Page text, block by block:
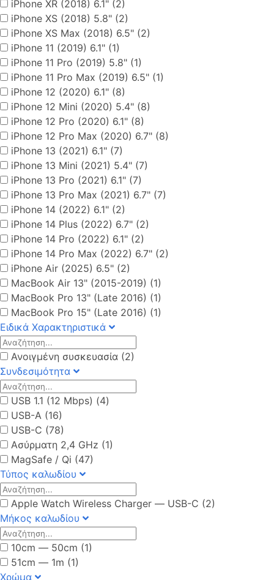
iPhone XR (2018) 6.1" (2)
iPhone XS (2018) 5.8" (2)
iPhone XS Max (2018) 6.5" (2)
iPhone 11 (2019) 6.1" (1)
iPhone 11 Pro (2019) 5.8" (1)
iPhone 11 Pro Max (2019) 6.5" (1)
iPhone 12 (2020) 6.1" (8)
iPhone 12 Mini (2020) 5.4" (8)
iPhone 12 Pro (2020) 6.1" (8)
iPhone 12 Pro Max (2020) 6.7" (8)
iPhone 13 (2021) 6.1" (7)
iPhone 13 Mini (2021) 5.4" (7)
iPhone 13 Pro (2021) 6.1" (7)
iPhone 13 Pro Max (2021) 6.7" (7)
iPhone 14 (2022) 6.1" (2)
iPhone 14 Plus (2022) 6.7" (2)
iPhone 14 Pro (2022) 6.1" (2)
iPhone 14 Pro Max (2022) 6.7" (2)
iPhone Air (2025) 6.5" (2)
MacBook Air 13" (2015-2019) (1)
MacBook Pro 13" (Late 2016) (1)
MacBook Pro 15" (Late 2016) (1)
Ειδικά Χαρακτηριστικά
Ανοιγμένη συσκευασία (2)
Συνδεσιμότητα
USB 1.1 (12 Mbps) (4)
USB-A (16)
USB-C (78)
Ασύρματη 2,4 GHz (1)
MagSafe / Qi (47)
Τύπος καλωδίου
Apple Watch Wireless Charger ― USB-C (2)
Μήκος καλωδίου
10cm ― 50cm (1)
51cm ― 1m (1)
Χρώμα